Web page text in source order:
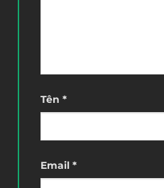
Tên *
Email *